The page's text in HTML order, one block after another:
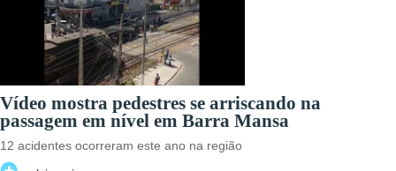
Vídeo mostra pedestres se arriscando na
passagem em nível em Barra Mansa
12 acidentes ocorreram este ano na região